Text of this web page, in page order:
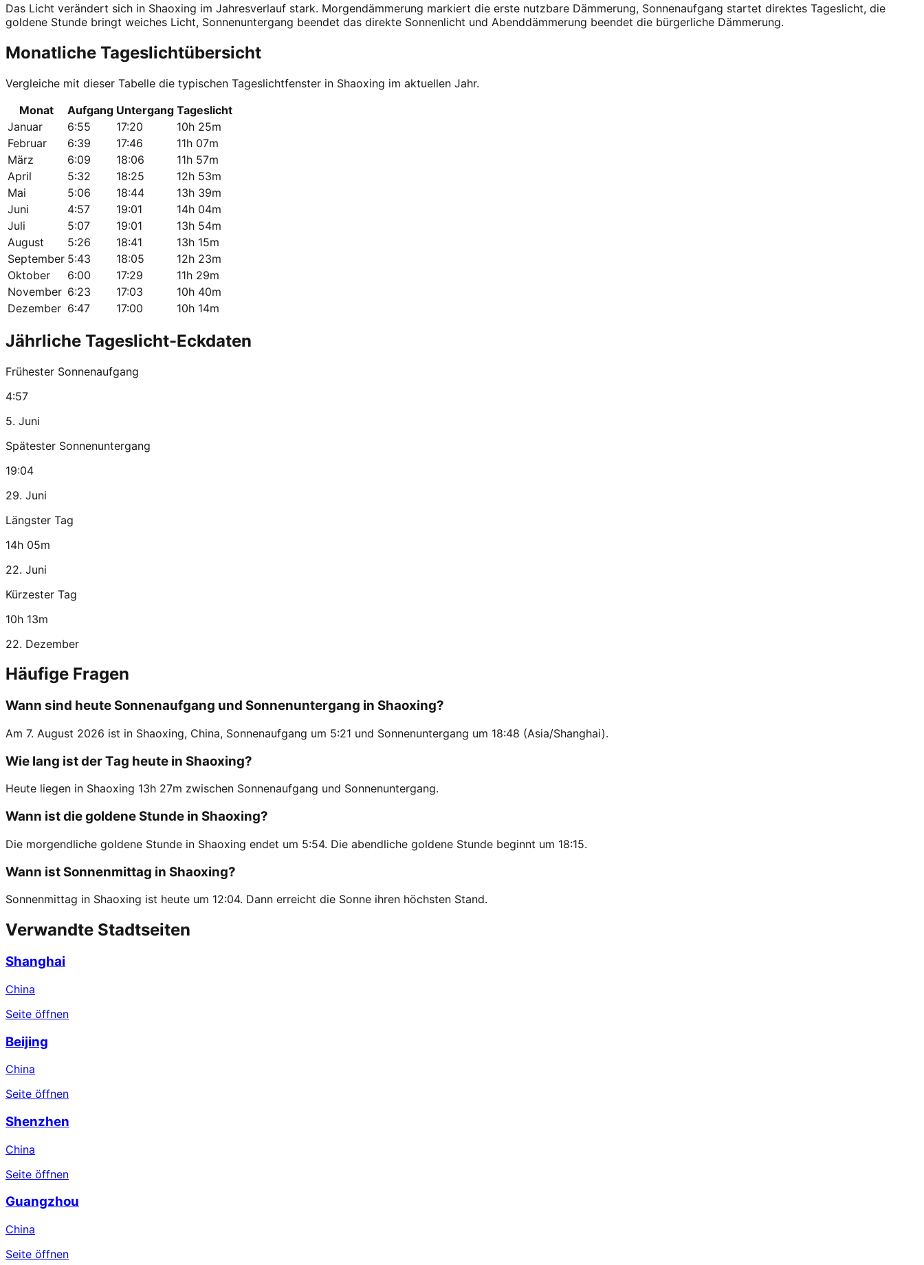
Das Licht verändert sich in Shaoxing im Jahresverlauf stark. Morgendämmerung markiert die erste nutzbare Dämmerung, Sonnenaufgang startet direktes Tageslicht, die
goldene Stunde bringt weiches Licht, Sonnenuntergang beendet das direkte Sonnenlicht und Abenddämmerung beendet die bürgerliche Dämmerung.
Monatliche Tageslichtübersicht
Vergleiche mit dieser Tabelle die typischen Tageslichtfenster in Shaoxing im aktuellen Jahr.
Monat
Aufgang Untergang Tageslicht
Januar
6:55 17:20
10h 25m
Februar
6:39 17:46
11h 07m
März
6:09 18:06
11h 57m
April
5:32 18:25
12h 53m
Mai
5:06 18:44
13h 39m
Juni
4:57 19:01
14h 04m
Juli
5:07 19:01
13h 54m
August
5:26 18:41
13h 15m
September 5:43 18:05
12h 23m
Oktober
6:00 17:29
11h 29m
November 6:23 17:03
10h 40m
Dezember 6:47 17:00 10h 14m
Jährliche Tageslicht-Eckdaten
Frühester Sonnenaufgang
4:57
5. Juni
Spätester Sonnenuntergang
19:04
29. Juni
Längster Tag
14h 05m
22. Juni
Kürzester Tag
10h 13m
22. Dezember
Häufige Fragen
Wann sind heute Sonnenaufgang und Sonnenuntergang in Shaoxing?
Am 7. August 2026 ist in Shaoxing, China, Sonnenaufgang um 5:21 und Sonnenuntergang um 18:48 (Asia/Shanghai).
Wie lang ist der Tag heute in Shaoxing?
Heute liegen in Shaoxing 13h 27m zwischen Sonnenaufgang und Sonnenuntergang.
Wann ist die goldene Stunde in Shaoxing?
Die morgendliche goldene Stunde in Shaoxing endet um 5:54. Die abendliche goldene Stunde beginnt um 18:15.
Wann ist Sonnenmittag in Shaoxing?
Sonnenmittag in Shaoxing ist heute um 12:04. Dann erreicht die Sonne ihren höchsten Stand.
Verwandte Stadtseiten
Shanghai
China
Seite öffnen
Beijing
China
Seite öffnen
Shenzhen
China
Seite öffnen
Guangzhou
China
Seite öffnen